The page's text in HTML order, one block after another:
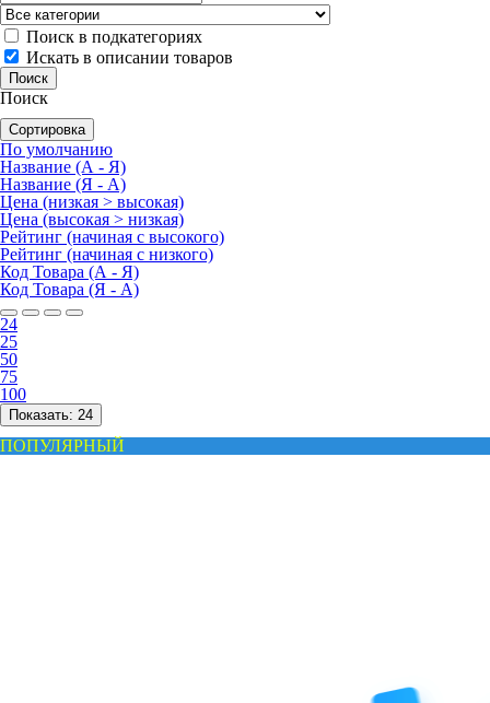
Поиск в подкатегориях
Искать в описании товаров
Поиск
Сортировка
По умолчанию
Название (А - Я)
Название (Я - А)
Цена (низкая > высокая)
Цена (высокая > низкая)
Рейтинг (начиная с высокого)
Рейтинг (начиная с низкого)
Код Товара (А - Я)
Код Товара (Я - А)
24
25
50
75
100
Показать: 24
ПОПУЛЯРНЫЙ